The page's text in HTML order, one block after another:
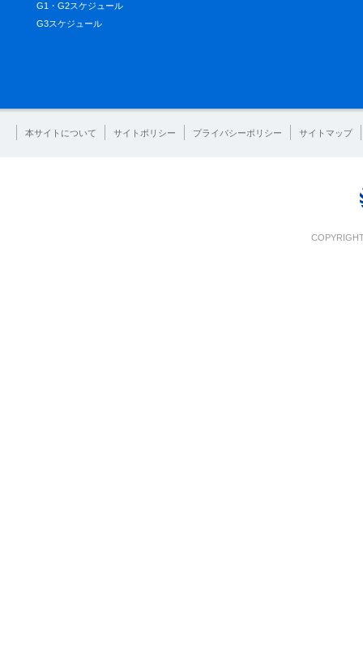
G1・G2スケジュール
G3スケジュール
本サイトについて サイトポリシー プライバシーポリシー サイトマップ